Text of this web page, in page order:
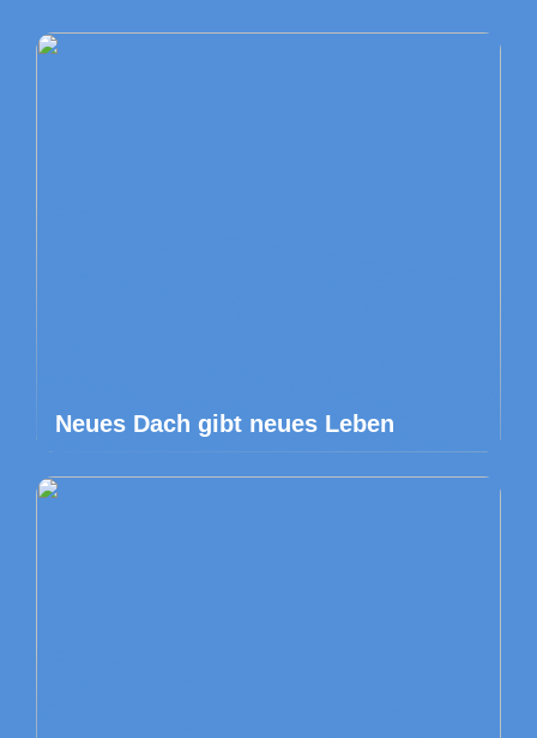
Neues Dach gibt neues Leben